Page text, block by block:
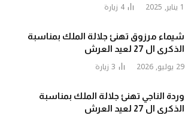
1 يناير, 2025 4 زيارة
شيماء مرزوق تهنئ جلالة الملك بمناسبة
الذكرى ال 27 لعيد العرش
29 يوليو, 2026 3 زيارة
وردة الناجي تهنئ جلالة الملك بمناسبة
الذكرى ال 27 لعيد العرش